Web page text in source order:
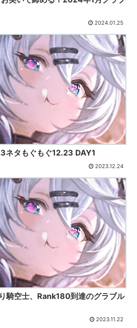
2024.01.25
ネタもぐもぐ12.23 DAY1
2023.12.24
騎空士、Rank180到達のグラブル
2023.11.22